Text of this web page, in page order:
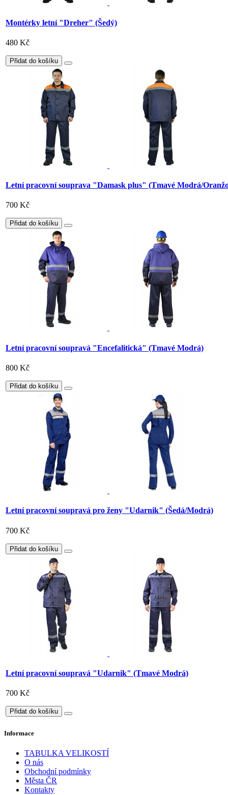
Montérky letní "Dreher" (Šedý)
480 Kč
Přidat do košíku
Letní pracovní souprava "Damask plus" (Tmavé Modrá/
700 Kč
Přidat do košíku
Letní pracovní soupravá "Encefalitická" (Tmavé Modrá)
800 Kč
Přidat do košíku
Letní pracovní soupravá pro ženy "Udarnik" (Šedá/Modrá)
700 Kč
Přidat do košíku
Letní pracovní soupravá "Udarnik" (Tmavé Modrá)
700 Kč
Přidat do košíku
Informace
TABULKA VELIKOSTÍ
O nás
Obchodní podmínky
Města ČR
Kontakty